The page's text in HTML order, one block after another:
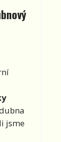
jsme